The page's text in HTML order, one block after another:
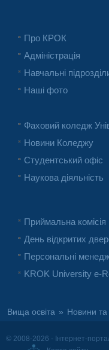
Про КРОК
Адміністрація
Навчальні
Наші фото
Фаховий коледж
Новини Коледжу
Студентський офіс
Наукова діяльність
Приймальна комісія
День відкритих
Персональні
KROK University e-
Вища освіта » Новини та
© 2008-2026 - Інтернет-